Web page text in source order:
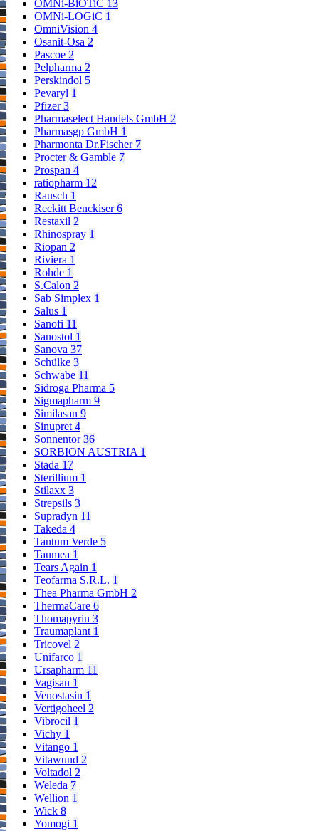
OMNi-BiOTiC 13
OMNi-LOGiC 1
OmniVision 4
Osanit-Osa 2
Pascoe 2
Pelpharma 2
Perskindol 5
Pevaryl 1
Pfizer3
Pharmaselect Handels GmbH 2
Pharmasgp GmbH 1
Pharmonta Dr.Fischer 7
Procter & Gamble 7
Prospan 4
ratiopharm 12
Rausch 1
Reckitt Benckiser6
Restaxil 2
Rhinospray 1
Riopan 2
Riviera 1
Rohde 1
S.Calon 2
Sab Simplex 1
Salus 1
Sanofi 11
Sanostol 1
Sanova 37
Schülke 3
Schwabe 11
Sidroga Pharma 5
Sigmapharm 9
Similasan 9
Sinupret4
Sonnentor36
SORBION AUSTRIA 1
Stada 17
Sterillium 1
Stilaxx 3
Strepsils 3
Supradyn 11
Takeda 4
Tantum Verde 5
Taumea 1
Tears Again 1
Teofarma S.R.L. 1
Thea Pharma GmbH 2
ThermaCare 6
Thomapyrin 3
Traumaplant 1
Tricovel 2
Unifarco 1
Ursapharm 11
Vagisan 1
Venostasin 1
Vertigoheel 2
Vibrocil 1
Vichy 1
Vitango 1
Vitawund 2
Voltadol 2
Weleda 7
Wellion 1
Wick 8
Yomogi 1